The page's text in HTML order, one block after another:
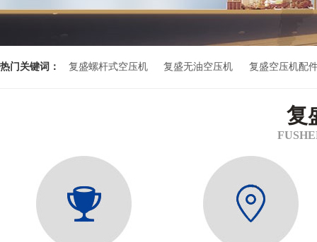
热门关键词： 复盛螺杆式空压机 复盛无油空压机 复盛空压机配
复